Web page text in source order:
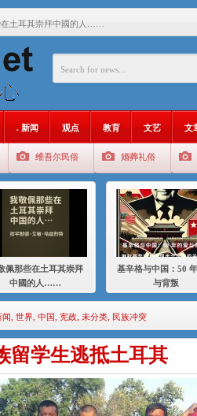
土耳其崇拜中國的人……
：50 年的爱与背叛
使魏京生失去理智 / 伊利夏提
自责与内疚中的挣扎
消失在集中营的红衣女孩
吾尔种族灭绝
. 新闻 观点 教育 文艺 文
维吾尔民俗 婚葬礼俗
佩那些在土耳其崇拜
中國的人……
基辛格与中国：50
与背叛
闻 世界 中国 宪政 未分类 民族冲突
留学生逃抵土耳其